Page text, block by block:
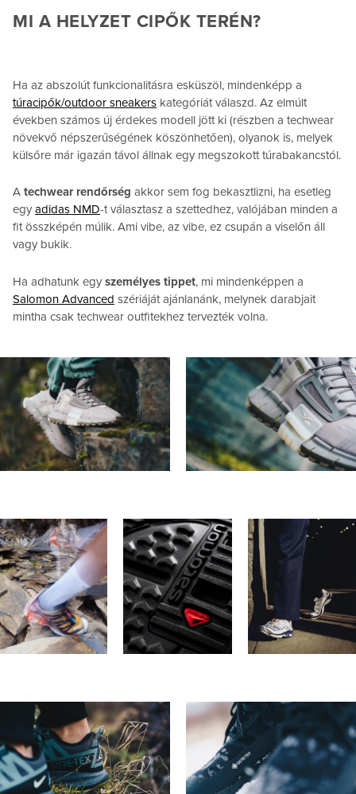
MI A HELYZET CIPŐK TERÉN?
Ha az abszolút funkcionalitásra esküszöl, mindenképp a
túracipők/outdoor sneakers kategóriát válaszd. Az elmúlt
években számos új érdekes modell jött ki (részben a techwear
növekvő népszerűségének köszönhetően), olyanok is, melyek
külsőre már igazán távol állnak egy megszokott túrabakancstól.
A techwear rendőrség akkor sem fog bekasztlizni, ha esetleg
egy adidas NMD-t választasz a szettedhez, valójában minden a
fit összképén múlik. Ami vibe, az vibe, ez csupán a viselőn áll
vagy bukik.
Ha adhatunk egy személyes tippet, mi mindenképpen a
Salomon Advanced szériáját ajánlanánk, melynek darabjait
mintha csak techwear outfitekhez tervezték volna.